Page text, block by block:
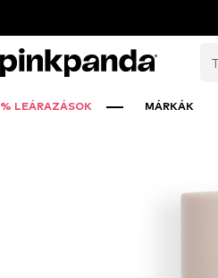
% LEÁRAZÁSOK MÁRKÁK